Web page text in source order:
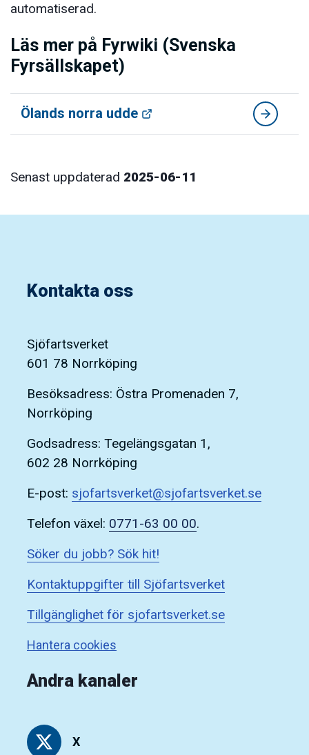
automatiserad.
Läs mer på Fyrwiki (Svenska
Fyrsällskapet)
Ölands norra udde
Senast uppdaterad 2025-06-11
Kontakta oss
Sjöfartsverket
601 78 Norrköping
Besöksadress: Östra Promenaden 7,
Norrköping
Godsadress: Tegelängsgatan 1,
602 28 Norrköping
E-post: sjofartsverket@sjofartsverket.se
Telefon växel: 0771-63 00 00.
Söker du jobb? Sök hit!
Kontaktuppgifter till Sjöfartsverket
Tillgänglighet för sjofartsverket.se
Hantera cookies
Andra kanaler
X